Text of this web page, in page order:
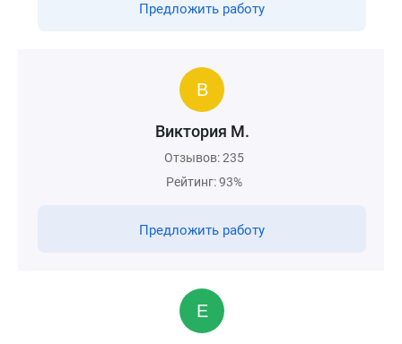
Предложить работу
Виктория М.
Отзывов: 235
Рейтинг: 93%
Предложить работу